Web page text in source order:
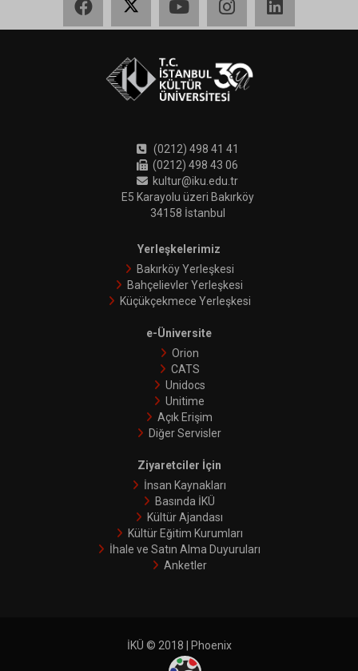
(0212) 498 41 41
(0212) 498 43 06
kultur@iku.edu.tr
E5 Karayolu üzeri Bakırköy
34158 İstanbul
Yerleşkelerimiz
Bakırköy Yerleşkesi
Bahçelievler Yerleşkesi
Küçükçekmece Yerleşkesi
e-Üniversite
Orion
CATS
Unidocs
Unitime
Açık Erişim
Diğer Servisler
Ziyaretciler İçin
İnsan Kaynakları
Basında İKÜ
Kültür Ajandası
Kültür Eğitim Kurumları
İhale ve Satın Alma Duyuruları
Anketler
İKÜ © 2018 | Phoenix